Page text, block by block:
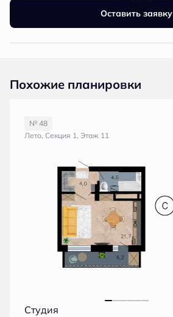
Оставить заявку
Похожие планировки
№ 48
Лето, Секция 1, Этаж 11
Студия